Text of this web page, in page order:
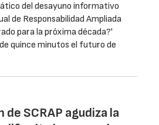
del desayuno informativo
de Responsabilidad Ampliada
para la próxima década?'
quince minutos el futuro de
SCRAP agudiza la